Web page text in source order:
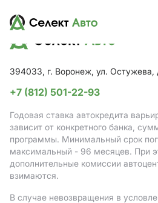
394033, г. Воронеж, ул. Остужева,
+7 (812) 501-22-93
Годовая ставка автокредита
зависит от конкретного банка,
программы. Минимальный срок
максимальный - 96 месяцев. При
дополнительные комиссии
взимаются.
В случае невозвращения в